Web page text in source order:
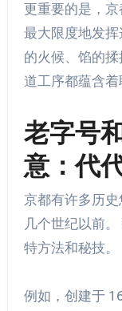
更重要的是，
最大限度地发
的火候、馅的
道工序都蕴含着
老字号
意：代
京都有许多历
几个世纪以前
特方法和秘技。
例如，创建于